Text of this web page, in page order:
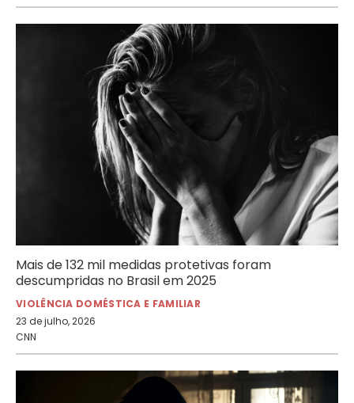
Mais de 132 mil medidas protetivas foram
descumpridas no Brasil em 2025
VIOLÊNCIA DOMÉSTICA E FAMILIAR
23 de julho, 2026
CNN